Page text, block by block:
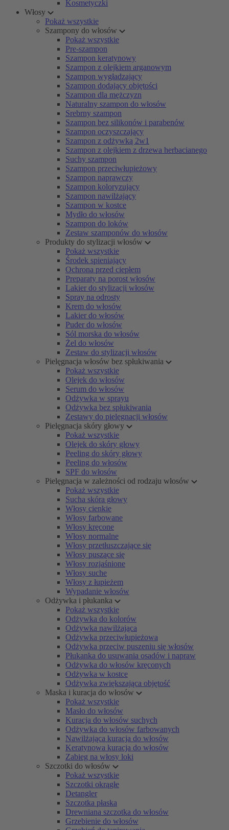
Kosmetyczki
Włosy
Pokaż wszystkie
Szampony do włosów
Pokaż wszystkie
Pre-szampon
Szampon keratynowy
Szampon z olejkiem arganowym
Szampon wygładzający
Szampon dodający objętości
Szampon dla mężczyzn
Naturalny szampon do włosów
Srebrny szampon
Szampon bez silikonów i parabenów
Szampon oczyszczający
Szampon z odżywką 2w1
Szampon z olejkiem z drzewa herbacianego
Suchy szampon
Szampon przeciwłupieżowy
Szampon naprawczy
Szampon koloryzujący
Szampon nawilżający
Szampon w kostce
Mydło do włosów
Szampon do loków
Zestaw szamponów do włosów
Produkty do stylizacji włosów
Pokaż wszystkie
Środek spieniający
Ochrona przed ciepłem
Preparaty na porost włosów
Lakier do stylizacji włosów
Spray na odrosty
Krem do włosów
Lakier do włosów
Puder do włosów
Sól morska do włosów
Żel do włosów
Zestaw do stylizacji włosów
Pielęgnacja włosów bez spłukiwania
Pokaż wszystkie
Olejek do włosów
Serum do włosów
Odżywka w sprayu
Odżywka bez spłukiwania
Zestawy do pielęgnacji włosów
Pielęgnacja skóry głowy
Pokaż wszystkie
Olejek do skóry głowy
Peeling do skóry głowy
Peeling do włosów
SPF do włosów
Pielęgnacja w zależności od rodzaju włosów
Pokaż wszystkie
Sucha skóra głowy
Włosy cienkie
Włosy farbowane
Włosy kręcone
Włosy normalne
Włosy przetłuszczające się
Włosy puszące się
Włosy rozjaśnione
Włosy suche
Włosy z łupieżem
Wypadanie włosów
Odżywka i płukanka
Pokaż wszystkie
Odżywka do kolorów
Odżywka nawilżająca
Odżywka przeciwłupieżowa
Odżywka przeciw puszeniu się włosów
Płukanka do usuwania osadów i napraw
Odżywka do włosów kręconych
Odżywka w kostce
Odżywka zwiększająca objętość
Maska i kuracja do włosów
Pokaż wszystkie
Masło do włosów
Kuracja do włosów suchych
Odżywka do włosów farbowanych
Nawilżająca kuracja do włosów
Keratynowa kuracja do włosów
Zabieg na włosy loki
Szczotki do włosów
Pokaż wszystkie
Szczotki okrągłe
Detangler
Szczotka płaska
Drewniana szczotka do włosów
Grzebienie do włosów